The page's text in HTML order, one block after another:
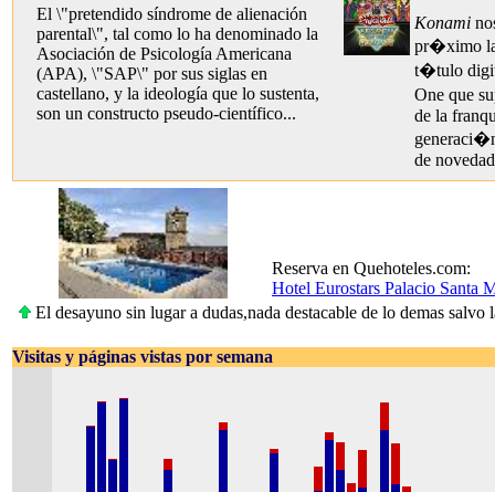
El \"pretendido síndrome de alienación
parental\", tal como lo ha denominado la
Asociación de Psicología Americana
(APA), \"SAP\" por sus siglas en
castellano, y la ideología que lo sustenta,
son un constructo pseudo-científico...
Konami
pr�ximo
t�tulo
One que
de la
de
Reserva en Quehoteles.com:
Hotel Eurostars Palacio Santa
El desayuno sin lugar a dudas,nada destacable de lo demas salvo
Visitas y páginas vistas por semana